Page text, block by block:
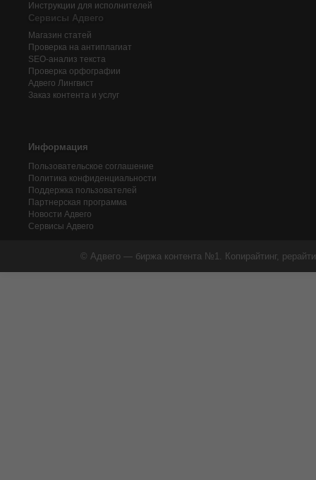
Инструкции для исполнителей
Сервисы Адвего
Магазин статей
Проверка на антиплагиат
SEO-анализ текста
Проверка орфографии
Адвего Лингвист
Заказ контента и услуг
Информация
Пользовательское соглашение
Политика конфиденциальности
Поддержка пользователей
Партнерская программа
Новости Адвего
Сервисы Адвего
© Адвего — биржа контента №1. Копирайтинг,